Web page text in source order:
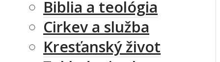
Biblia a teológia
Cirkev a služba
Kresťanský život